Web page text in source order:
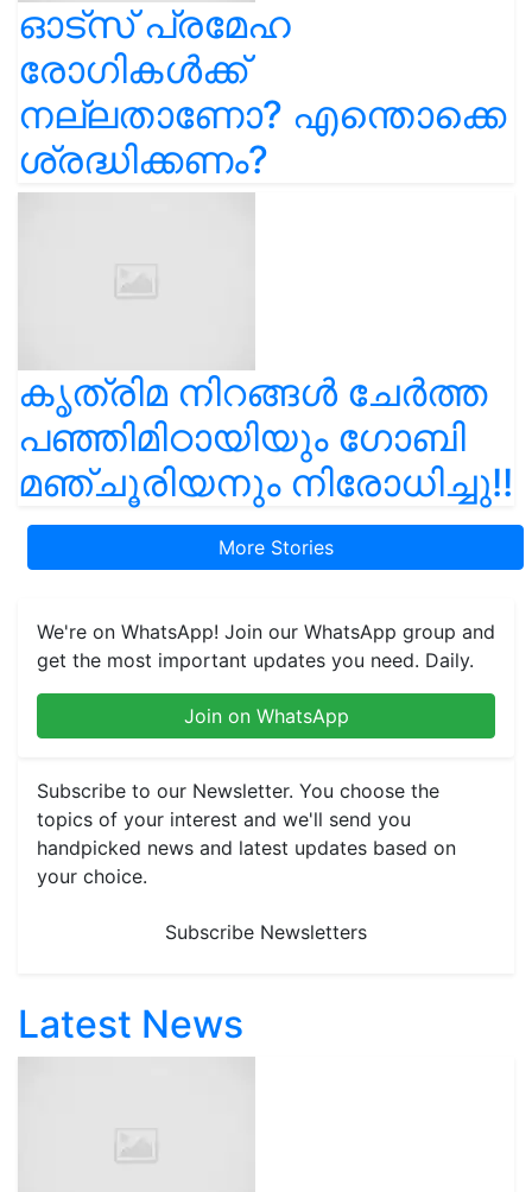
ഓട്സ് പ്രമേഹ
രോഗികൾക്ക്
നല്ലതാണോ? എന്തൊക്കെ
ശ്രദ്ധിക്കണം?
കൃത്രിമ നിറങ്ങൾ ചേർത്ത
പഞ്ഞിമിഠായിയും ഗോബി
മഞ്ചൂരിയനും നിരോധിച്ചു!!
More Stories
We're on WhatsApp! Join our WhatsApp group and
get the most important updates you need. Daily.
Join on WhatsApp
Subscribe to our Newsletter. You choose the
topics of your interest and we'll send you
handpicked news and latest updates based on
your choice.
Subscribe Newsletters
Latest News